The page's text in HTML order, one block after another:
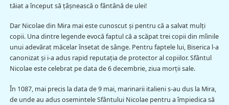
tăiat a început să ţâşnească o fântână de ulei!
Dar Nicolae din Mira mai este cunoscut şi pentru că a salvat mulţi
copii. Una dintre legende evocă faptul că a scăpat trei copii din mîinile
unui adevărat măcelar însetat de sânge. Pentru faptele lui, Biserica l-a
canonizat şi i-a adus rapid reputaţia de protector al copiilor. Sfântul
Nicolae este celebrat pe data de 6 decembrie, ziua morții sale.
În 1087, mai precis la data de 9 mai, marinarii italieni s-au dus la Mira,
de unde au adus osemintele Sfântului Nicolae pentru a împiedica să